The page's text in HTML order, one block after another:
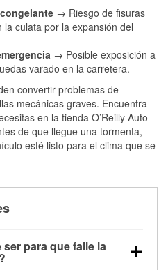
→ Riesgo de fisuras
culata por la expansión del
→ Posible exposición a
varado en la carretera.
convertir problemas de
mecánicas graves. Encuentra
en la tienda O’Reilly Auto
de que llegue una tormenta,
esté listo para el clima que se
para que falle la